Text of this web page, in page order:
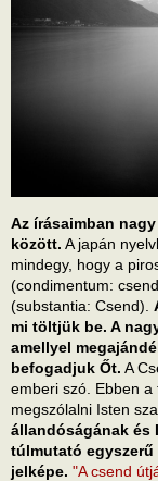
Az írásaimban
között. A japán
mindegy, hogy a
(condimentum:
(substantia: Csend).
mi töltjük be. A
amellyel
befogadjuk Őt. A
emberi szó. Ebben
megszólalni Isten
állandóságának és
túlmutató egyszerű
jelképe. "A csend